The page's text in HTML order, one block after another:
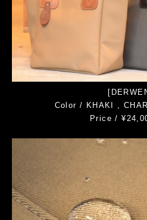
Color / KHAKI ,
Price /